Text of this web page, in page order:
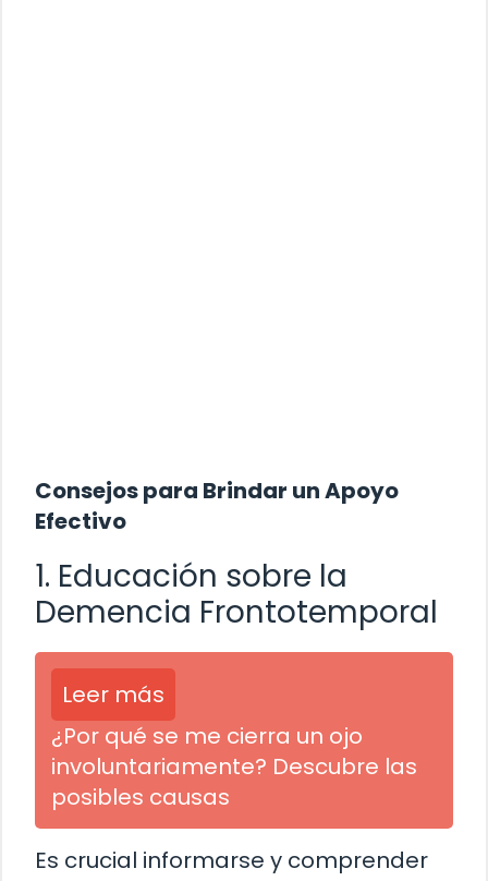
Consejos para Brindar un Apoyo
Efectivo
1. Educación sobre la
Demencia Frontotemporal
Leer más
¿Por qué se me cierra un ojo
involuntariamente? Descubre las
posibles causas
Es crucial informarse y comprender